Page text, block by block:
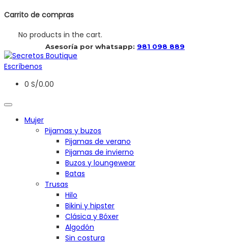
Carrito de compras
No products in the cart.
Asesoría por whatsapp: 981 098 889
Escríbenos
0 S/0.00
Mujer
Pijamas y buzos
Pijamas de verano
Pijamas de invierno
Buzos y loungewear
Batas
Trusas
Hilo
Bikini y hipster
Clásica y Bóxer
Algodón
Sin costura